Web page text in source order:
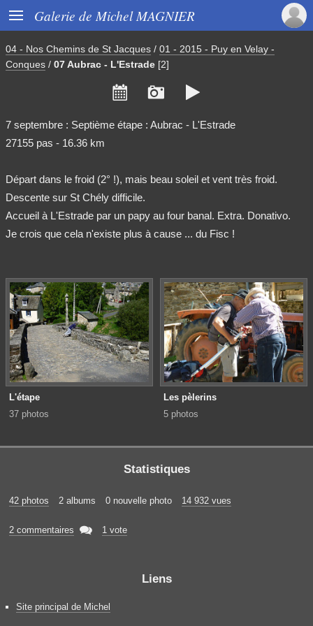
 Galerie de Michel MAGNIER
04 - Nos Chemins de St Jacques / 01 - 2015 - Puy en Velay -
Conques / 07 Aubrac - L'Estrade [2]
  
7 septembre : Septième étape : Aubrac - L'Estrade
27155 pas - 16.36 km
Départ dans le froid (2° !), mais beau soleil et vent très froid.
Descente sur St Chély difficile.
Accueil à L'Estrade par un papy au four banal. Extra. Donativo.
Je crois que cela n'existe plus à cause ... du Fisc !
L'étape
37 photos
Les pèlerins
5 photos
Statistiques
42 photos 2 albums 0 nouvelle photo 14 932 vues
2 commentaires  1 vote
Liens
Site principal de Michel